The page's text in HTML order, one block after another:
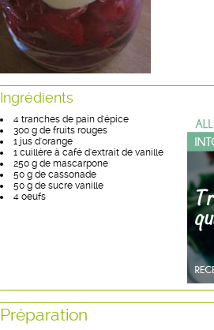
Ingrédients
4 tranches de pain d'épice
300 g de fruits rouges
1 jus d'orange
1 cuillère à café d'extrait de vanille
250 g de mascarpone
50 g de cassonade
50 g de sucre vanille
4 oeufs
Préparation